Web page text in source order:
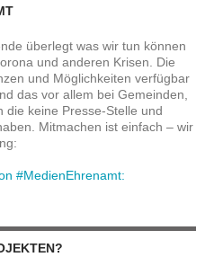
überlegt was wir tun können
und anderen Krisen. Die
und Möglichkeiten verfügbar
das vor allem bei Gemeinden,
die keine Presse-Stelle und
Mitmachen ist einfach – wir
#MedienEhrenamt: